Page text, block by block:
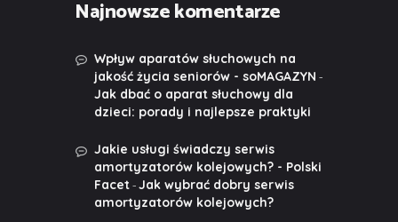
Najnowsze komentarze
Wpływ aparatów słuchowych na
jakość życia seniorów - soMAGAZYN -
Jak dbać o aparat słuchowy dla
dzieci: porady i najlepsze praktyki
Jakie usługi świadczy serwis
amortyzatorów kolejowych? - Polski
Facet-Jak wybrać dobry serwis
amortyzatorów kolejowych?